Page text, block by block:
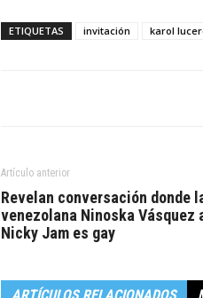
ETIQUETAS invitación karol
Artículo anterior
Revelan conversación donde
venezolana Ninoska Vásquez
Nicky Jam es gay
ARTÍCULOS RELACIONADOS